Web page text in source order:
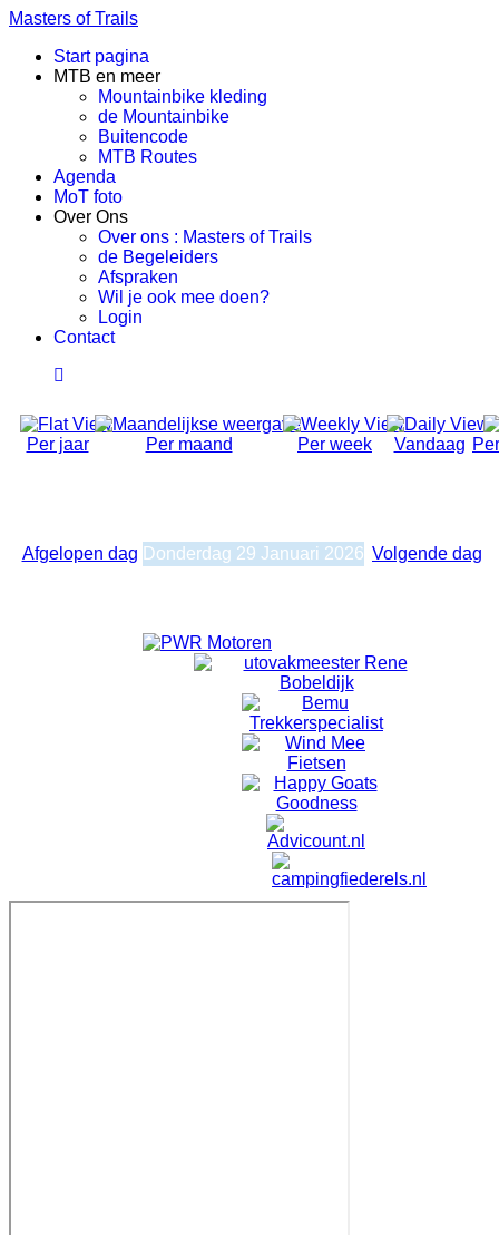
Masters of Trails
Start pagina
MTB en meer
Mountainbike kleding
de Mountainbike
Buitencode
MTB Routes
Agenda
MoT foto
Over Ons
Over ons : Masters of Trails
de Begeleiders
Afspraken
Wil je ook mee doen?
Login
Contact
Per jaar Per maand Per week Vandaag
Afgelopen dag Donderdag 29 Januari 2026 Volgende dag